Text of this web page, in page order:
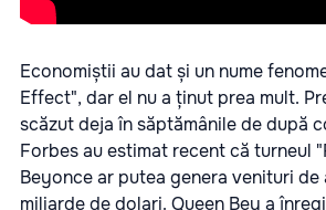
Economiștii au dat și un nume
Effect", dar el nu a ținut prea mult.
scăzut deja în săptămânile de după
Forbes au estimat recent că turneul
Beyonce ar putea genera venituri de
miliarde de dolari. Queen Bey a